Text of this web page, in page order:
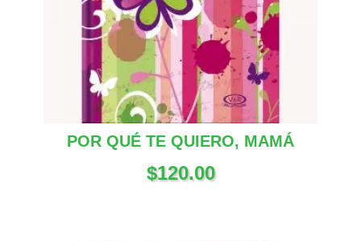
POR QUÉ TE QUIERO, MAMÁ
$120.00